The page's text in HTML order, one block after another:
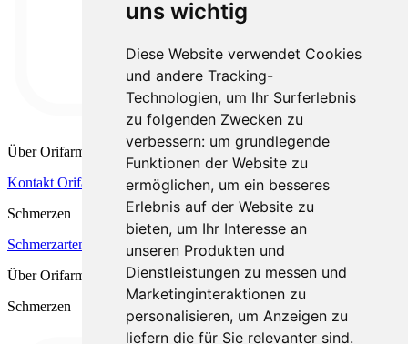
uns wichtig
Diese Website verwendet Cookies
und andere Tracking-
Technologien, um Ihr Surferlebnis
zu folgenden Zwecken zu
verbessern: um grundlegende
Funktionen der Website zu
ermöglichen, um ein besseres
Erlebnis auf der Website zu
bieten, um Ihr Interesse an
unseren Produkten und
Dienstleistungen zu messen und
Marketinginteraktionen zu
personalisieren, um Anzeigen zu
liefern die für Sie relevanter sind.
Über Orifarm
Kontakt Orifarm
CookiesDownload
Schmerzen
Schmerzarten
Über Orifarm
Schmerzen